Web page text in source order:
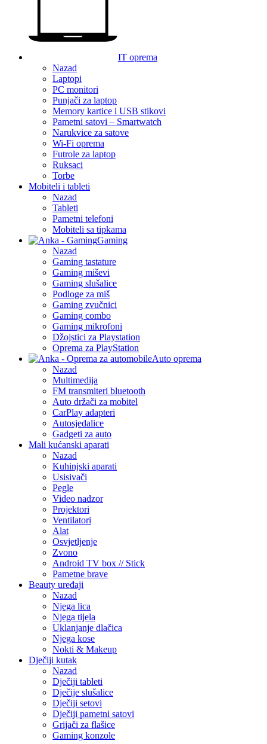
IT oprema
Nazad
Laptopi
PC monitori
Punjači za laptop
Memory kartice i USB stikovi
Pametni satovi – Smartwatch
Narukvice za satove
Wi-Fi oprema
Futrole za laptop
Ruksaci
Torbe
Mobiteli i tableti
Nazad
Tableti
Pametni telefoni
Mobiteli sa tipkama
Gaming
Nazad
Gaming tastature
Gaming miševi
Gaming slušalice
Podloge za miš
Gaming zvučnici
Gaming combo
Gaming mikrofoni
Džojstici za Playstation
Oprema za PlayStation
Auto oprema
Nazad
Multimedija
FM transmiteri bluetooth
Auto držači za mobitel
CarPlay adapteri
Autosjedalice
Gadgeti za auto
Mali kućanski aparati
Nazad
Kuhinjski aparati
Usisivači
Pegle
Video nadzor
Projektori
Ventilatori
Alat
Osvjetljenje
Zvono
Android TV box // Stick
Pametne brave
Beauty uređaji
Nazad
Njega lica
Njega tijela
Uklanjanje dlačica
Njega kose
Nokti & Makeup
Dječiji kutak
Nazad
Dječiji tableti
Dječije slušalice
Dječiji setovi
Dječiji pametni satovi
Grijači za flašice
Gaming konzole